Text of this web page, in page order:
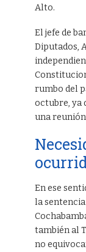
Alto.
El jefe de
Diputados,
rumbo del
octubre, ya
una
En ese
la
también al
no